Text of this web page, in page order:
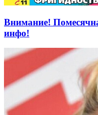
Внимание!
инфо!